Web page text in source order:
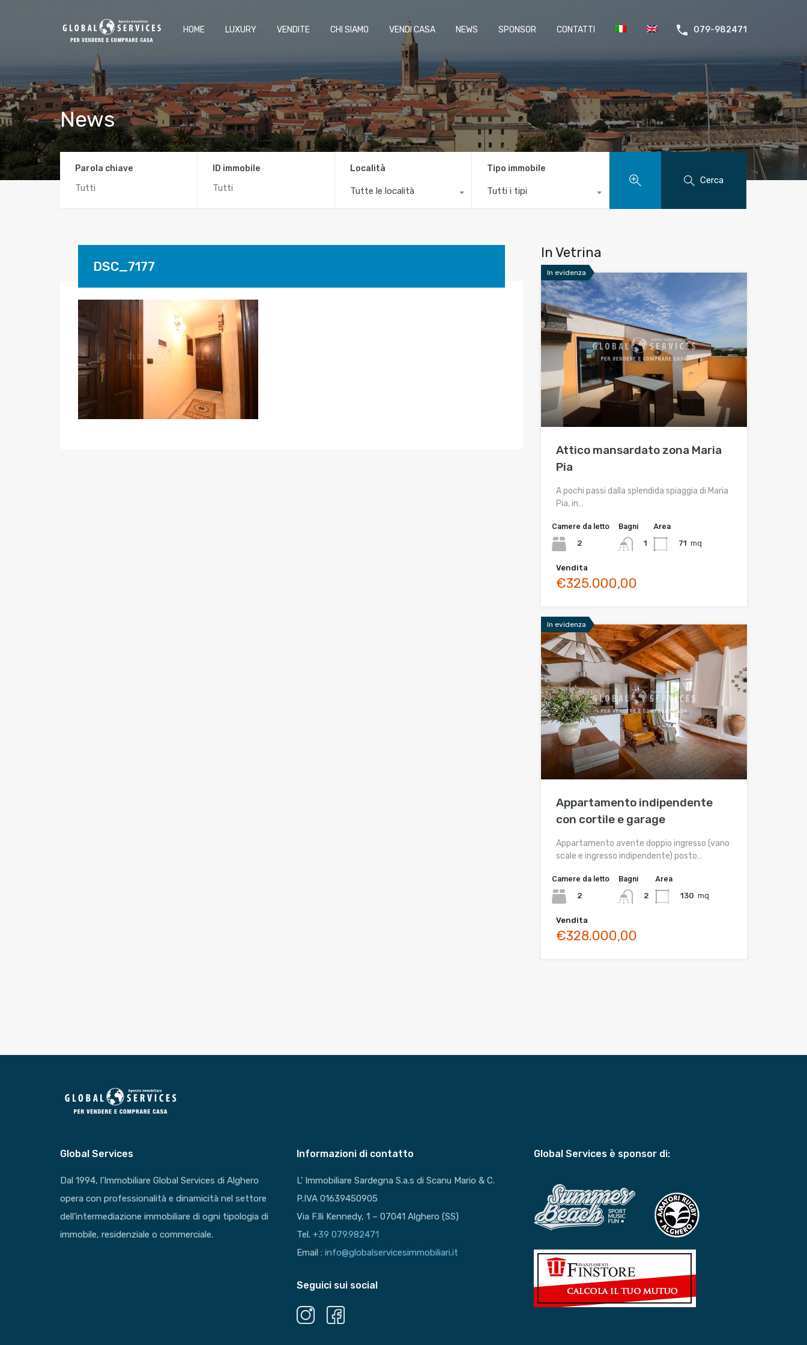
HOME LUXURY VENDITE CHI SIAMO VENDI CASA NEWS SPONSOR CONTATTI 079-982471
News
Parola chiave ID immobile Località
Tutte le località
Tipo immobile
Tutti i tipi
Cerca
DSC_7177
In Vetrina
In evidenza
Attico mansardato zona Maria
Pia
A pochi passi dalla splendida spiaggia di Maria
Pia, in…
Camere da letto
2
Bagni
1
Area
71 mq
Vendita
€325.000,00
In evidenza
Appartamento indipendente
con cortile e garage
Appartamento avente doppio ingresso (vano
scale e ingresso indipendente) posto…
Camere da letto
2
Bagni
2
Area
130 mq
Vendita
€328.000,00
Global Services
Dal 1994, l’Immobiliare Global Services di Alghero
opera con professionalità e dinamicità nel settore
dell’intermediazione immobiliare di ogni tipologia di
immobile, residenziale o commerciale.
Informazioni di contatto
L’ Immobiliare Sardegna S.a.s di Scanu Mario & C.
P.IVA 01639450905
Via F.lli Kennedy, 1 – 07041 Alghero (SS)
Tel.+39 079.982471
Email :info@globalservicesimmobiliari.it
Seguici sui social
Global Services è sponsor di: